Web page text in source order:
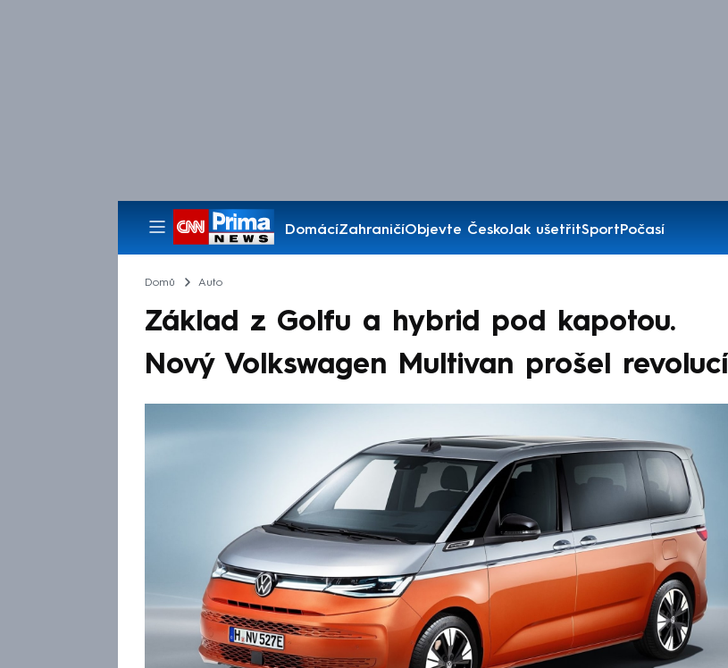
DomácíZahraničíObjevte ČeskoJak ušetřitSportPočasí
Pořady
Domů Auto
Základ z Golfu a hybrid pod kapotou.
Nový Volkswagen Multivan prošel revolucí